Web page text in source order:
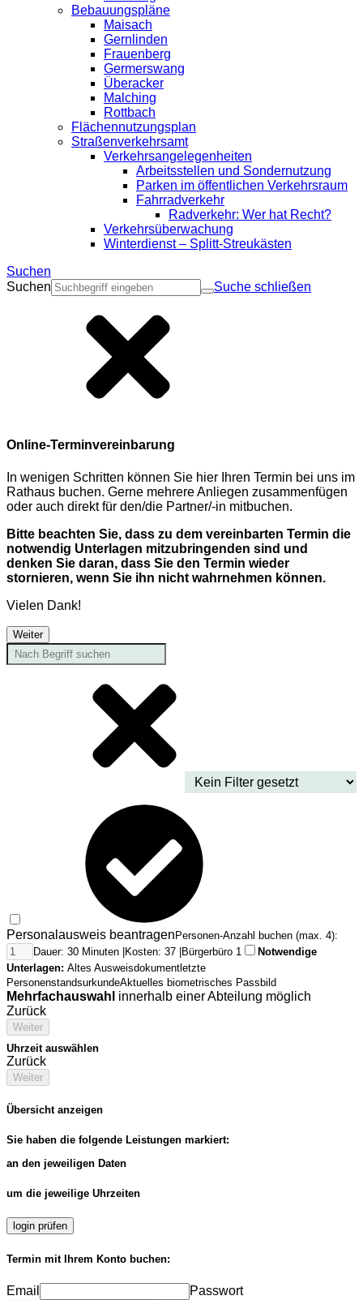
Bebauungspläne
Maisach
Gernlinden
Frauenberg
Germerswang
Überacker
Malching
Rottbach
Flächennutzungsplan
Straßenverkehrsamt
Verkehrsangelegenheiten
Arbeitsstellen und Sondernutzung
Parken im öffentlichen Verkehrsraum
Fahrradverkehr
Radverkehr: Wer hat Recht?
Verkehrsüberwachung
Winterdienst – Splitt-Streukästen
Suchen
Suchen
Suche schließen
Online-Terminvereinbarung
In wenigen Schritten können Sie hier Ihren Termin bei uns im
Rathaus buchen. Gerne mehrere Anliegen zusammenfügen
oder auch direkt für den/die Partner/-in mitbuchen.
Bitte beachten Sie, dass zu dem vereinbarten Termin die
notwendig Unterlagen mitzubringenden sind und
denken Sie daran, dass Sie den Termin wieder
stornieren, wenn Sie ihn nicht wahrnehmen können.
Vielen Dank!
Weiter
Personalausweis beantragenPersonen-Anzahl buchen (max. 4):
Dauer: 30 Minuten |Kosten: 37 |Bürgerbüro 1
Notwendige
Unterlagen: Altes Ausweisdokumentletzte
PersonenstandsurkundeAktuelles biometrisches Passbild
Mehrfachauswahl innerhalb einer Abteilung möglich
Zurück
Weiter
Uhrzeit auswählen
Zurück
Weiter
Übersicht anzeigen
Sie haben die folgende Leistungen markiert:
an den jeweiligen Daten
um die jeweilige Uhrzeiten
login prüfen
Termin mit Ihrem Konto buchen:
Email Passwort